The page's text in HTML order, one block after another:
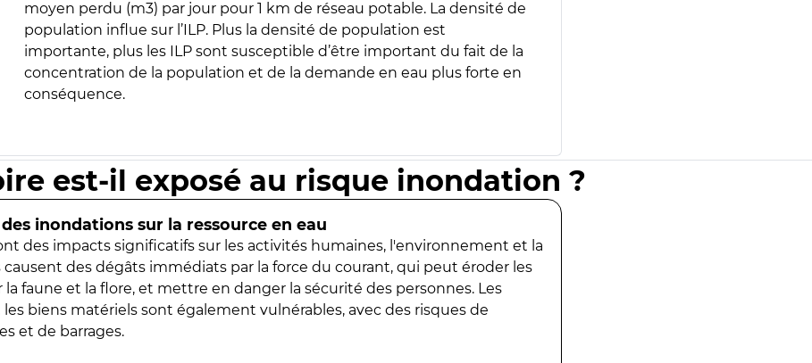
moyen perdu (m3) par jour pour 1 km de réseau potable. La densité de
population influe sur l’ILP. Plus la densité de population est
importante, plus les ILP sont susceptible d’être important du fait de la
concentration de la population et de la demande en eau plus forte en
conséquence.
est-il exposé au risque inondation ?
inondations sur la ressource en eau
des impacts significatifs sur les activités humaines, l'environnement et la
causent des dégâts immédiats par la force du courant, qui peut éroder les
faune et la flore, et mettre en danger la sécurité des personnes. Les
biens matériels sont également vulnérables, avec des risques de
et de barrages.